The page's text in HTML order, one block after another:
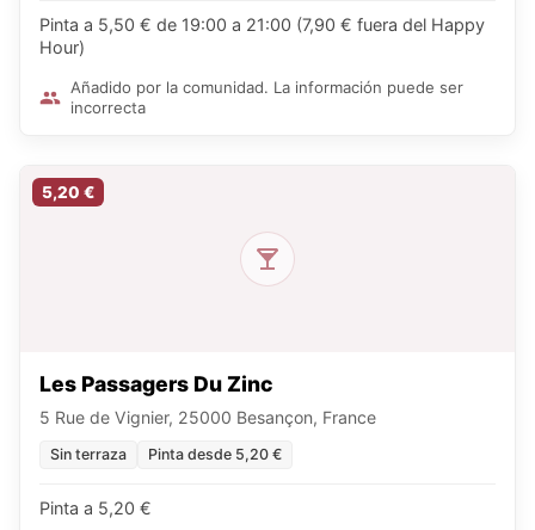
Pinta a 5,50 € de 19:00 a 21:00 (7,90 € fuera del Happy
Hour)
Añadido por la comunidad. La información puede ser
incorrecta
5,20 €
Les Passagers Du Zinc
5 Rue de Vignier, 25000 Besançon, France
Sin terraza Pinta desde 5,20 €
Pinta a 5,20 €